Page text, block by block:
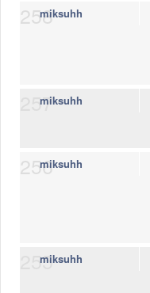
258miksuhh
257
miksuhh
256miksuhh
255
miksuhh